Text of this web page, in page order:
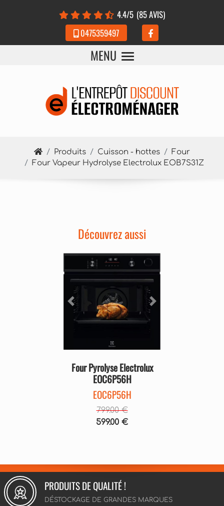
4.4/5 (85 AVIS)
0475359497
MENU
Produits Cuisson - hottes
Four
Four Vapeur Hydrolyse Electrolux EOB7S31Z
Découvrez aussi
Précédent Suivant
Four Pyrolyse Electrolux
EOC6P56H
EOC6P56H
799.00 €
599.00 €
PRODUITS DE QUALITÉ !
DÉSTOCKAGE DE GRANDES MARQUES